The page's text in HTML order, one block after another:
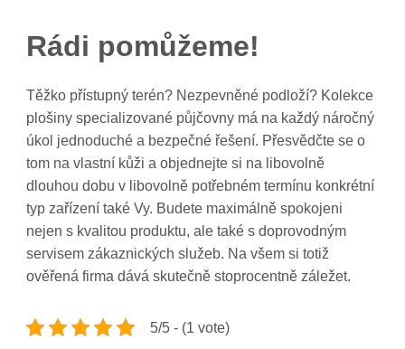
Rádi pomůžeme!
Těžko přístupný terén? Nezpevněné podloží? Kolekce
plošiny specializované půjčovny má na každý náročný
úkol jednoduché a bezpečné řešení. Přesvědčte se o
tom na vlastní kůži a objednejte si na libovolně
dlouhou dobu v libovolně potřebném termínu konkrétní
typ zařízení také Vy. Budete maximálně spokojeni
nejen s kvalitou produktu, ale také s doprovodným
servisem zákaznických služeb. Na všem si totiž
ověřená firma dává skutečně stoprocentně záležet.
5/5 - (1 vote)